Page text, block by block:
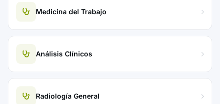
Medicina del Trabajo
Análisis Clínicos
Radiología General